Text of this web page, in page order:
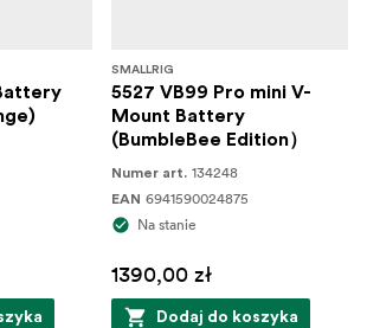
SMALLRIG
5527 VB99 Pro mini V-
Mount Battery
(BumbleBee Edition）
Numer art. 134248
EAN 6941590024875
Na stanie
1390,00 zł
Dodaj do koszyka